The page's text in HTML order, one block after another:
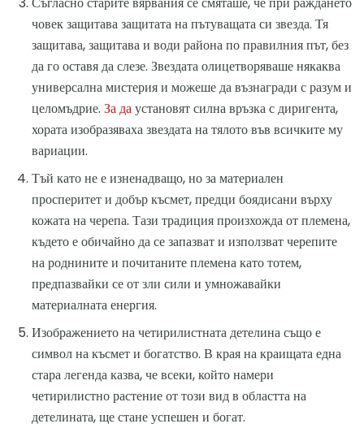
човек защитава защитата на пътуващата си звезда. Тя
защитава, защитава и води района по правилния път, без
да го оставя да слезе. Звездата олицетворяваше някаква
универсална мистерия и можеше да възнагради с разум и
целомъдрие. За даустановят силна връзка с диригента,
хората изобразяваха звездата на тялото във всичките му
вариации.
Тъй като не е изненадващо, но за материален
просперитет и добър късмет, предци боядисани върху
кожата на черепа. Тази традиция произхожда от племена,
където е обичайно да се запазват и използват черепите
на роднините и почитаните племена като тотем,
предпазвайки се от зли сили и умножавайки
материалната енергия.
Изображението на четирилистната детелина също е
символ на късмет и богатство. В края на краищата една
стара легенда казва, че всеки, който намери
четирилистно растение от този вид в областта на
детелината, ще стане успешен и богат.